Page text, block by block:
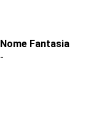
Nome Fantasia
-